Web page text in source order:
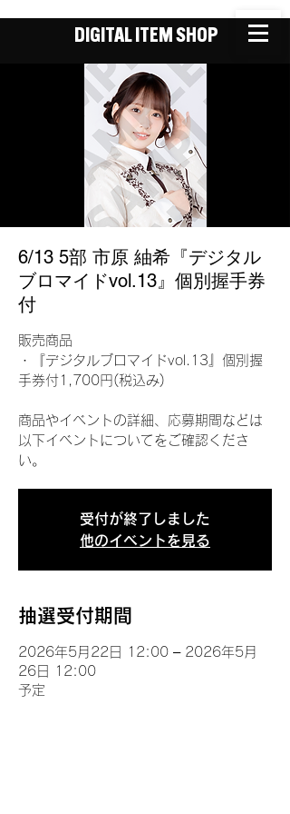
DIGITAL ITEM SHOP
6/13 5部 市原 紬希『デジタル
ブロマイドvol.13』個別握手券
付
販売商品
・『デジタルブロマイドvol.13』個別握
手券付1,700円(税込み)
商品やイベントの詳細、応募期間などは
以下イベントについてをご確認くださ
い。
受付が終了しました
他のイベントを見る
抽選受付期間
2026年5月22日 12:00 – 2026年5月
26日 12:00
予定